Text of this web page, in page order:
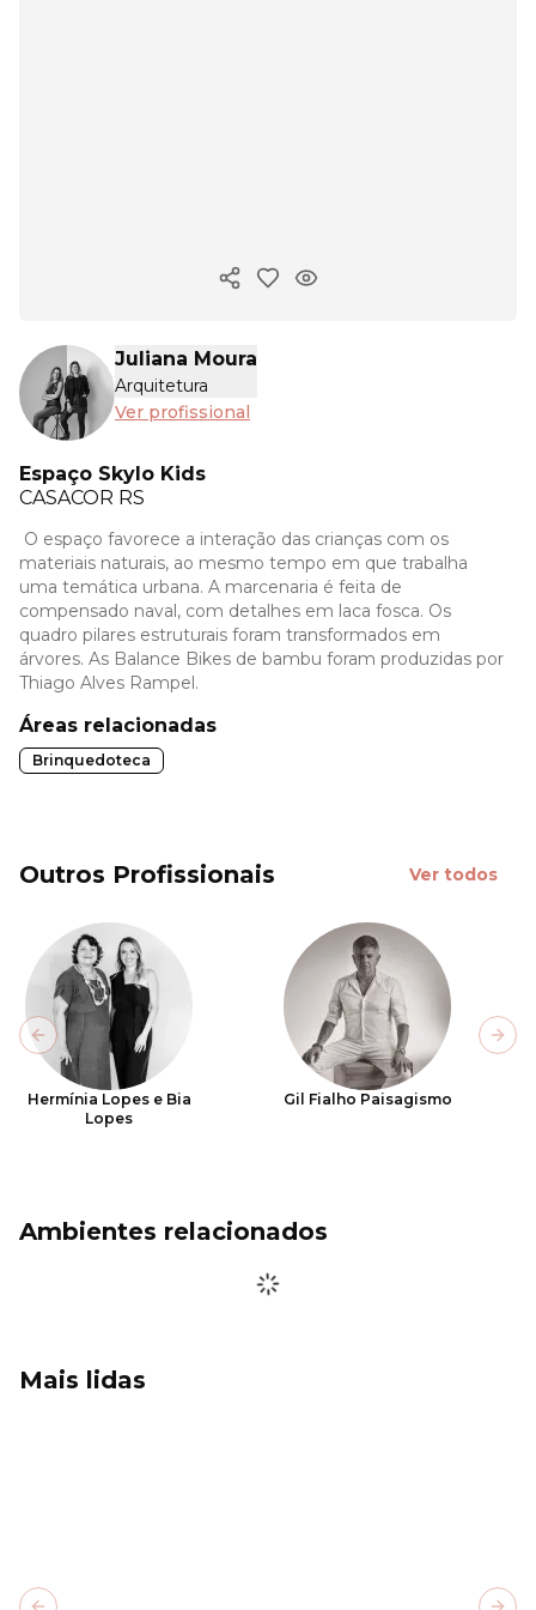
Copiar link
Juliana Moura
Arquitetura
Ver profissional
Espaço Skylo Kids
CASACOR RS
O espaço favorece a interação das crianças com os
materiais naturais, ao mesmo tempo em que trabalha
uma temática urbana. A marcenaria é feita de
compensado naval, com detalhes em laca fosca. Os
quadro pilares estruturais foram transformados em
árvores. As Balance Bikes de bambu foram produzidas por
Thiago Alves Rampel.
Áreas relacionadas
Brinquedoteca
Outros Profissionais Ver todos
Hermínia Lopes e Bia
Lopes
Gil Fialho Paisagismo
Previous slide
Ambientes relacionados
Mais lidas